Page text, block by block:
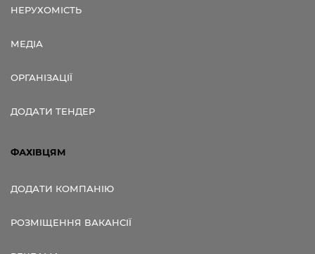
НЕРУХОМІСТЬ
МЕДІА
ОРГАНІЗАЦІЇ
ДОДАТИ ТЕНДЕР
ФАХІВЦЯМ
ДОДАТИ КОМПАНІЮ
РОЗМІЩЕННЯ ВАКАНСІЇ